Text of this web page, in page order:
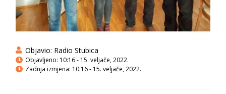
Objavio: Radio Stubica
Objavljeno: 10:16 - 15. veljače, 2022.
Zadnja izmjena: 10:16 - 15. veljače, 2022.